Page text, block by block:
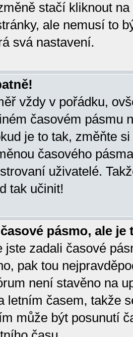
stačí kliknout
ale nemusí to
svá nastavení.
vždy v pořádku,
časovém pásmu
je to tak, změňte
časového
uživatelé.
tak učinit!
pásmo, ale je
jste zadali časové
pak tou
není stavěno na
letním časem, takže
může být posunutí